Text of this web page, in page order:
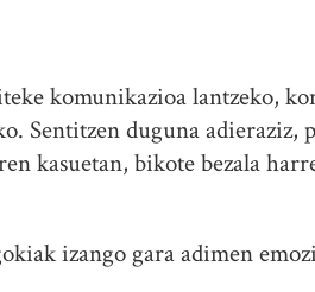
komunikazioa lantzeko,
Sentitzen duguna adieraziz,
kasuetan, bikote bezala
izango gara adimen